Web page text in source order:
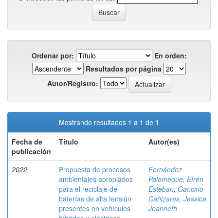
Ordenar por:
En orden:
Resultados por página
Autor/Registro:
Mostrando resultados 1 a 1 de 1
Fecha de
publicación
Título Autor(es)
2022
Propuesta de procesos
ambientales apropiados
para el reciclaje de
baterías de alta tensión
presentes en vehículos
Fernández
Palomeque, Efrén
Esteban; Gancino
Cañizares, Jessica
Jeanneth